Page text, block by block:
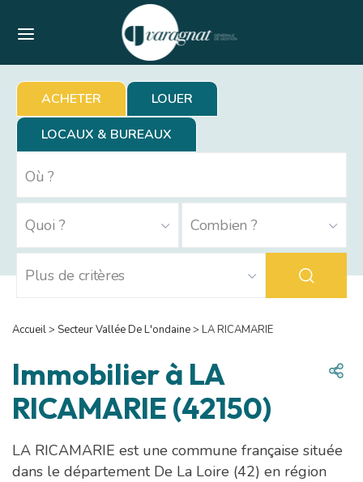
ACHETER
LOUER
LOCAUX & BUREAUX
Accueil> Secteur Vallée De L'ondaine> LA RICAMARIE
Immobilier à LA
RICAMARIE (42150)
LA RICAMARIE est une commune française située
dans le département De La Loire (42) en région